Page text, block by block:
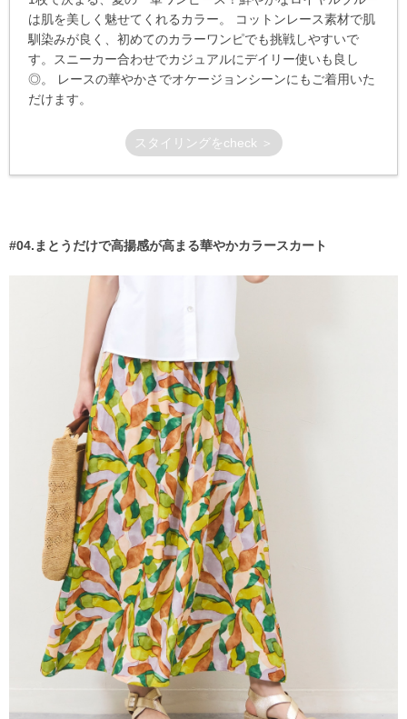
は肌を美しく魅せてくれるカラー。 コットンレース素材で肌
馴染みが良く、初めてのカラーワンピでも挑戦しやすいで
す。スニーカー合わせでカジュアルにデイリー使いも良し
◎。 レースの華やかさでオケージョンシーンにもご着用いた
だけます。
スタイリングをcheck ＞
#04.まとうだけで高揚感が高まる華やかカラースカート